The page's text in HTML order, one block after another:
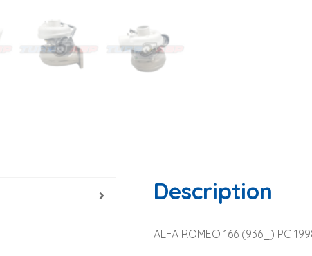
Description
ALFA ROMEO 166 (936_) PC